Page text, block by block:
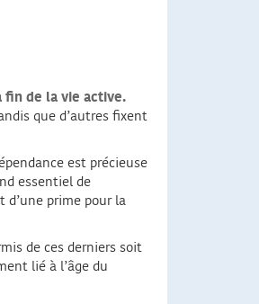
fin de la vie active.
que d’autres fixent
est précieuse
essentiel de
d’une prime pour la
de ces derniers soit
lié à l’âge du